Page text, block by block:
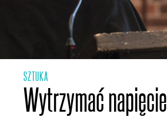
SZTUKA
Wytrzymać napięcie